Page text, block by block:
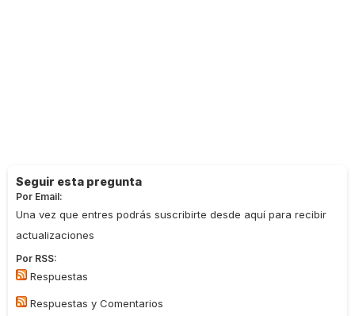
Seguir esta pregunta
Por Email:
Una vez que entres podrás suscribirte desde aquí para recibir
actualizaciones
Por RSS:
Respuestas
Respuestas y Comentarios